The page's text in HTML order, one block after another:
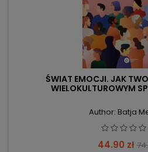
ŚWIAT EMOCJI. JAK
WIELOKULTUROWYM
Author: Batja
Price
44.90 zł